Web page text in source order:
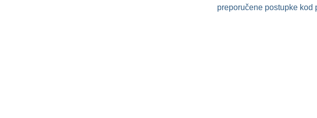
preporučene postupke